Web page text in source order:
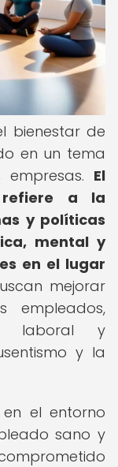
bienestar de
en un tema
El
refiere a la
y políticas
mental y
en el lugar
mejorar
laboral y
y la
el entorno
sano y